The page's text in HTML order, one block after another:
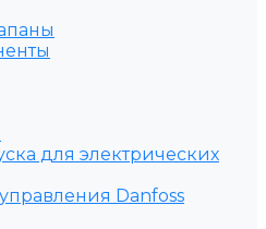
для электрических
Danfoss